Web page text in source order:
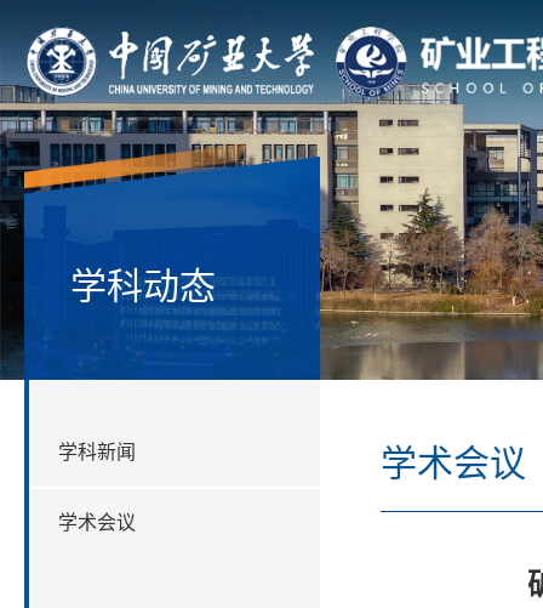
学科动态
学科新闻
学术会议
学术会议